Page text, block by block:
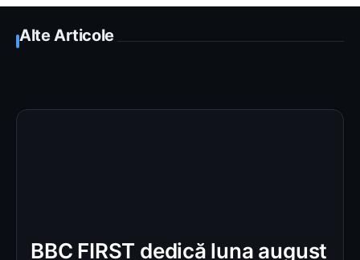
Alte Articole
BBC FIRST dedică luna august